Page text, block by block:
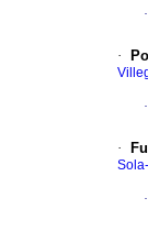
·
·
·
·
·